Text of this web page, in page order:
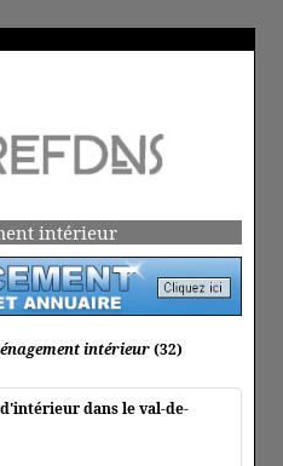
intérieur
intérieur(32)
dans le val-de-